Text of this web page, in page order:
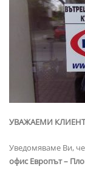
УВАЖАЕМИ
Уведомяваме Ви,
офис Европът –